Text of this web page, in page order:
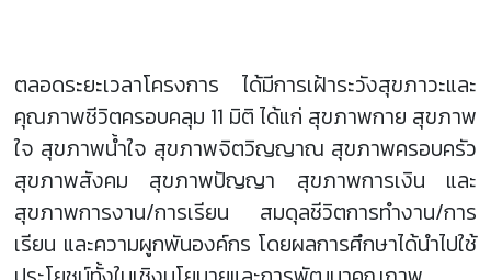
ตลอดระยะเวลาโครงการ ได้มีการเฝ้าระวังสุขภาวะและ
คุณภาพชีวิตครอบคลุม 11 มิติ ได้แก่ สุขภาพกาย สุขภาพ
ใจ สุขภาพน้ำใจ สุขภาพจิตวิญญาณ สุขภาพครอบครัว
สุขภาพสังคม สุขภาพปัญญา สุขภาพการเงิน และ
สุขภาพการงาน/การเรียน สมดุลชีวิตการทำงาน/การ
เรียน และความผูกพันองค์กร โดยผลการศึกษาได้นำไปใช้